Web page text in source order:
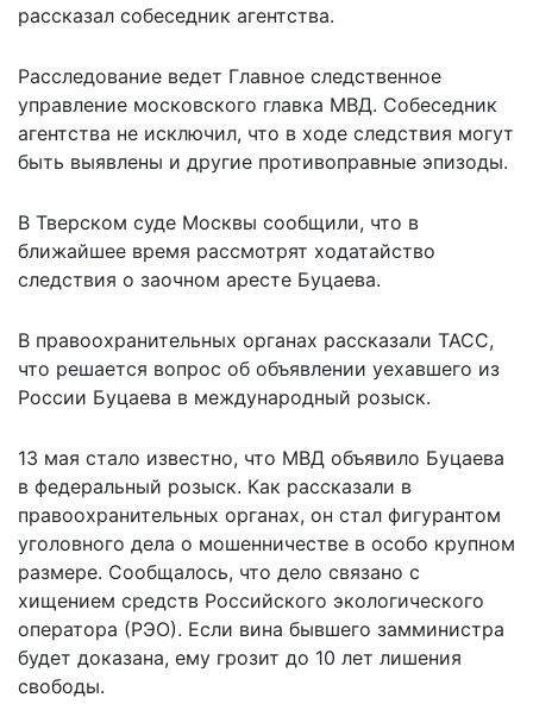
рассказал собеседник агентства.
Расследование ведет Главное следственное
управление московского главка МВД. Собеседник
агентства не исключил, что в ходе следствия могут
быть выявлены и другие противоправные эпизоды.
В Тверском суде Москвы сообщили, что в
ближайшее время рассмотрят ходатайство
следствия о заочном аресте Буцаева.
В правоохранительных органах рассказали ТАСС,
что решается вопрос об объявлении уехавшего из
России Буцаева в международный розыск.
13 мая стало известно, что МВД объявило Буцаева
в федеральный розыск. Как рассказали в
правоохранительных органах, он стал фигурантом
уголовного дела о мошенничестве в особо крупном
размере. Сообщалось, что дело связано с
хищением средств Российского экологического
оператора (РЭО). Если вина бывшего замминистра
будет доказана, ему грозит до 10 лет лишения
свободы.